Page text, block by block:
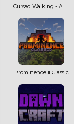
Prominence II Classic